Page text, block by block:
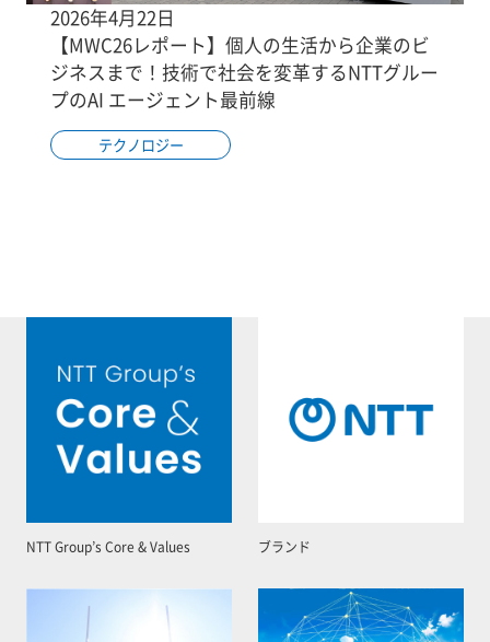
2026年4月22日
【MWC26レポート】個人の生活から企業のビ
ジネスまで！技術で社会を変革するNTTグルー
プのAI エージェント最前線
テクノロジー
NTT Group’s Core & Values ブランド